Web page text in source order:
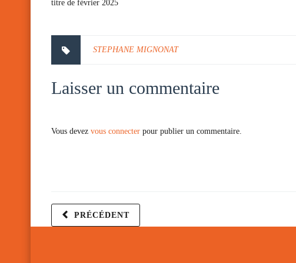
titre de février 2025
STEPHANE MIGNONAT
Laisser un commentaire
Vous devez vous connecter pour publier un commentaire.
PRÉCÉDENT